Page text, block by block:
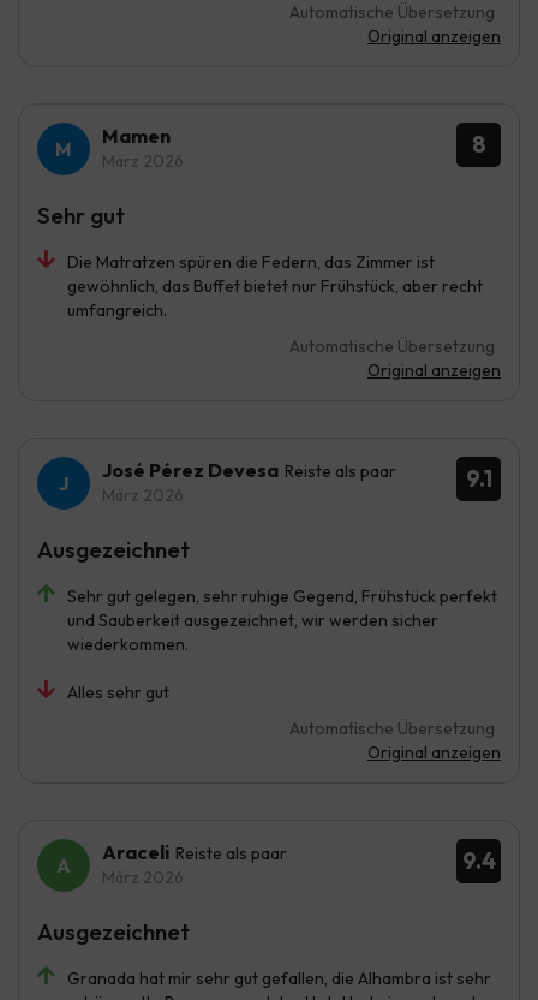
Automatische Übersetzung
Original anzeigen
8
Mamen
März 2026
Die Matratzen spüren die Federn, das Zimmer ist
gewöhnlich, das Buffet bietet nur Frühstück, aber recht
umfangreich.
Automatische Übersetzung
Original anzeigen
Sehr gut
9.1
José Pérez Devesa Reiste als paar
März 2026
Sehr gut gelegen, sehr ruhige Gegend, Frühstück perfekt
und Sauberkeit ausgezeichnet, wir werden sicher
wiederkommen.
Alles sehr gut
Automatische Übersetzung
Original anzeigen
Ausgezeichnet
9.4
Araceli Reiste als paar
März 2026
Granada hat mir sehr gut gefallen, die Alhambra ist sehr
Ausgezeichnet